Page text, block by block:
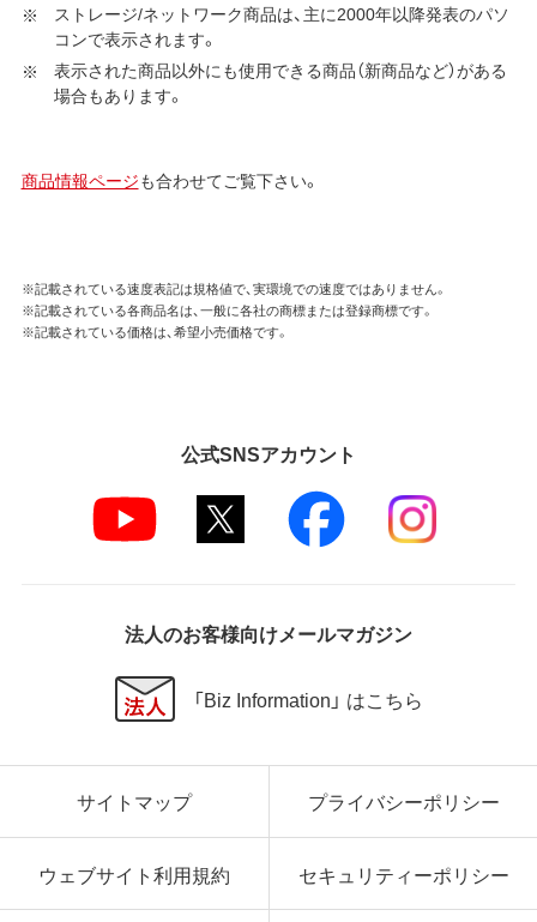
ストレージ/ネットワーク商品は、主に2000年以降発表のパソ
コンで表示されます。
表示された商品以外にも使用できる商品（新商品など）がある
場合もあります。
商品情報ページも合わせてご覧下さい。
※記載されている速度表記は規格値で、実環境での速度ではありません。
※記載されている各商品名は、一般に各社の商標または登録商標です。
※記載されている価格は、希望小売価格です。
公式SNSアカウント
法人のお客様向けメールマガジン
「Biz Information」 はこちら
サイトマップ プライバシーポリシー
ウェブサイト利用規約 セキュリティーポリシー